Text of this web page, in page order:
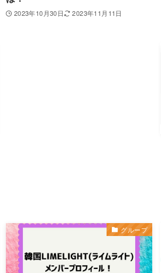
2023年10月30日 2023年11月11日
グループ